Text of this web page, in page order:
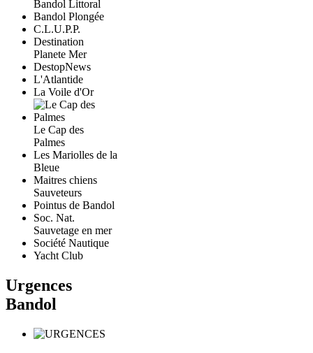
Bandol Littoral
Bandol Plongée
C.L.U.P.P.
Destination
Planete Mer
DestopNews
L'Atlantide
La Voile d'Or
Le Cap des
Palmes
Les Mariolles de la
Bleue
Maitres chiens
Sauveteurs
Pointus de Bandol
Soc. Nat.
Sauvetage en mer
Société Nautique
Yacht Club
Urgences
Bandol